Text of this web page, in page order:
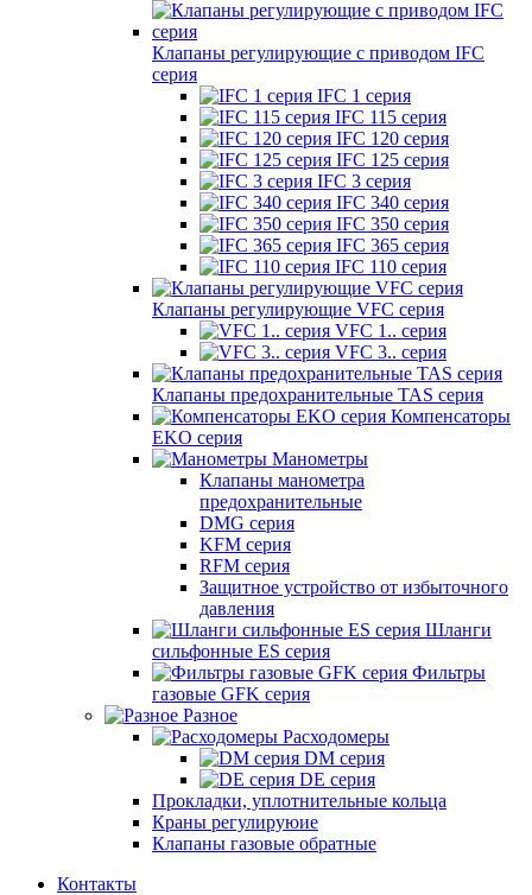
Клапаны регулирующие с приводом IFC
серия
IFC 1 серия
IFC 115 серия
IFC 120 серия
IFC 125 серия
IFC 3 серия
IFC 340 серия
IFC 350 серия
IFC 365 серия
IFC 110 серия
Клапаны регулирующие VFC серия
VFC 1.. серия
VFC 3.. серия
Клапаны предохранительные TAS серия
Компенсаторы
EKO серия
Манометры
Клапаны манометра
предохранительные
DMG серия
KFM серия
RFM серия
Защитное устройство от избыточного
давления
Шланги
сильфонные ES серия
Фильтры
газовые GFK серия
Разное
Расходомеры
DM серия
DE серия
Прокладки, уплотнительные кольца
Краны регулируюие
Клапаны газовые обратные
Контакты